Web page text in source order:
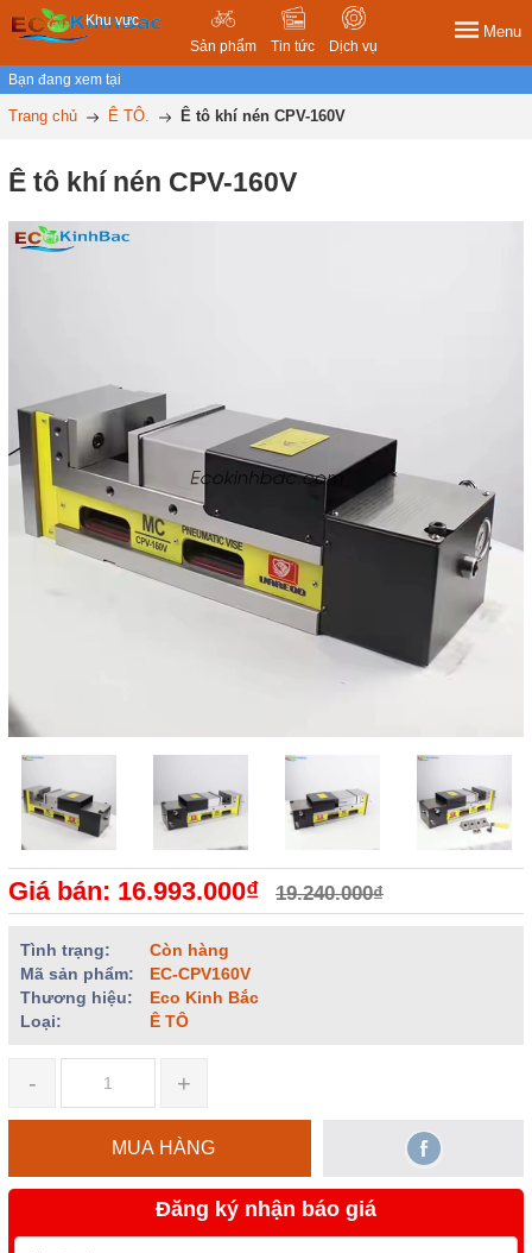
Khu vực
Sản phẩm
Tin tức Dịch vụ
Menu
Bạn đang xem tại
Trang chủ Ê TÔ. Ê tô khí nén CPV-160V
Ê tô khí nén CPV-160V
Giá bán: 16.993.000₫ 19.240.000₫
Tình trạng:
Còn hàng
Mã sản phẩm:
EC-CPV160V
Thương hiệu:
Eco Kinh Bắc
Loại:
Ê TÔ
- +
MUA HÀNG
Đăng ký nhận báo giá